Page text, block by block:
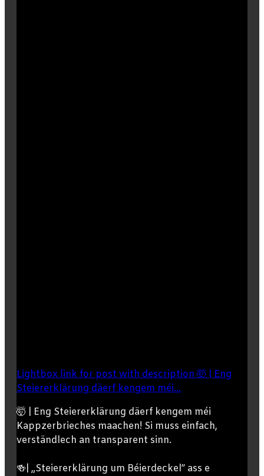
Lightbox link for post with description 🤯 | Eng
Steiererklärung däerf kengem méi...
🤯 | Eng Steiererklärung däerf kengem méi
Kappzerbrieches maachen! Si muss einfach,
verständlech an transparent sinn.
🍻| „Steiererklärung um Béierdeckel” ass e